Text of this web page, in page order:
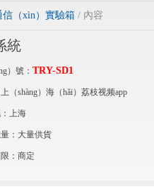
（xìn）實驗箱 / 內容
統
）號： TRY-SD1
（shàng）海（hǎi）荔枝视频app
上海
：大量供貨
：商定